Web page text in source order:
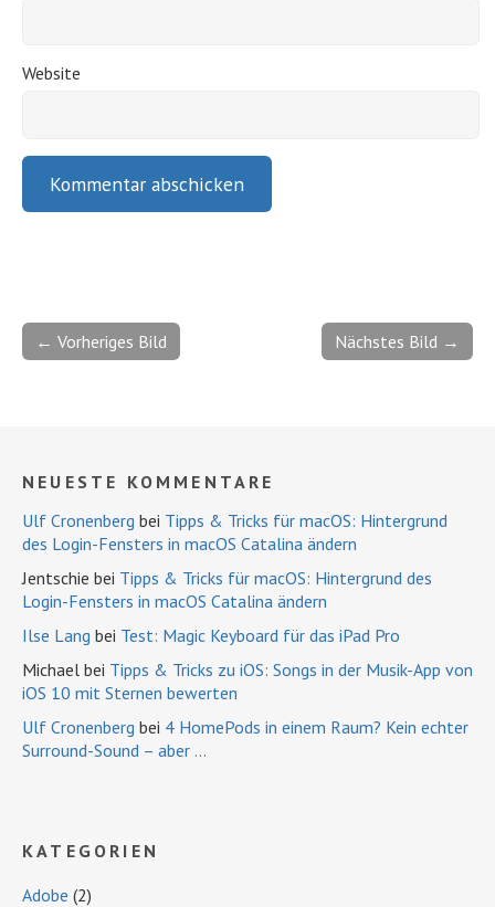
Website
← Vorheriges Bild Nächstes Bild →
NEUESTE KOMMENTARE
Ulf Cronenberg bei Tipps & Tricks für macOS: Hintergrund
des Login-Fensters in macOS Catalina ändern
Jentschie bei Tipps & Tricks für macOS: Hintergrund des
Login-Fensters in macOS Catalina ändern
Ilse Lang bei Test: Magic Keyboard für das iPad Pro
Michael bei Tipps & Tricks zu iOS: Songs in der Musik-App von
iOS 10 mit Sternen bewerten
Ulf Cronenberg bei 4 HomePods in einem Raum? Kein echter
Surround-Sound – aber …
KATEGORIEN
Adobe (2)